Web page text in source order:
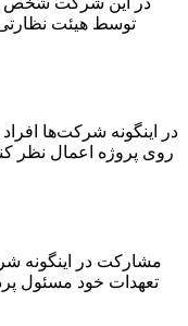
توسط هیئت
در اینگونه شرکت‌ها
روی پروژه اعمال نظر
مشارکت در اینگونه
تعهدات خود مسئول